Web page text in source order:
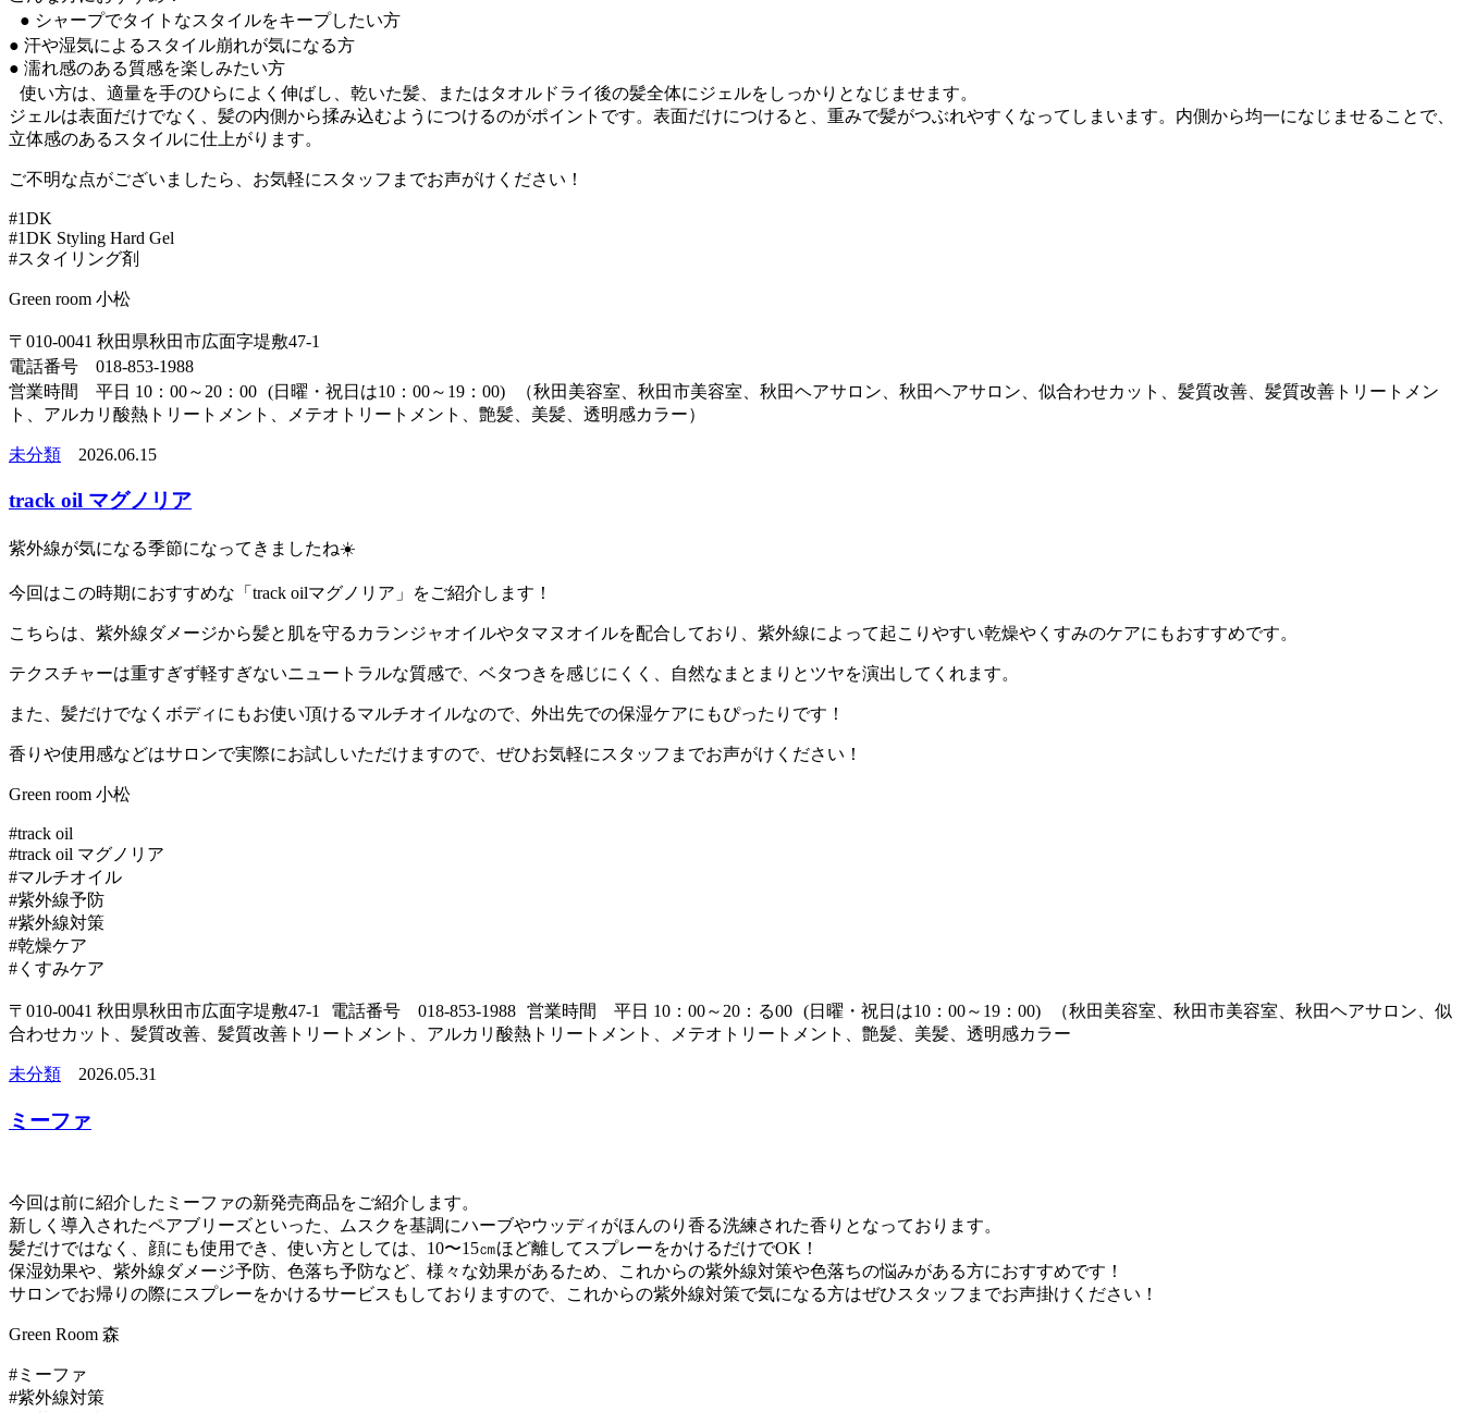
● シャープでタイトなスタイルをキープしたい方
● 汗や湿気によるスタイル崩れが気になる方
● 濡れ感のある質感を楽しみたい方
使い方は、適量を手のひらによく伸ばし、乾いた髪、またはタオルドライ後の髪全体にジェルをしっかりとなじませます。
ジェルは表面だけでなく、髪の内側から揉み込むようにつけるのがポイントです。表面だけにつけると、重みで髪がつぶれやすくなってしまいます。内側から均一になじませることで、
立体感のあるスタイルに仕上がります。
ご不明な点がございましたら、お気軽にスタッフまでお声がけください！
#1DK
#1DK Styling Hard Gel
#スタイリング剤
Green room 小松
〒010-0041 秋田県秋田市広面字堤敷47-1
電話番号 018-853-1988
営業時間 平日 10：00～20：00 (日曜・祝日は10：00～19：00) （秋田美容室、秋田市美容室、秋田ヘアサロン、秋田ヘアサロン、似合わせカット、髪質改善、髪質改善トリートメン
ト、アルカリ酸熱トリートメント、メテオトリートメント、艶髪、美髪、透明感カラー）
未分類 2026.06.15
track oil マグノリア
紫外線が気になる季節になってきましたね☀️
今回はこの時期におすすめな「track oilマグノリア」をご紹介します！
こちらは、紫外線ダメージから髪と肌を守るカランジャオイルやタマヌオイルを配合しており、紫外線によって起こりやすい乾燥やくすみのケアにもおすすめです。
テクスチャーは重すぎず軽すぎないニュートラルな質感で、ベタつきを感じにくく、自然なまとまりとツヤを演出してくれます。
また、髪だけでなくボディにもお使い頂けるマルチオイルなので、外出先での保湿ケアにもぴったりです！
香りや使用感などはサロンで実際にお試しいただけますので、ぜひお気軽にスタッフまでお声がけください！
Green room 小松
#track oil
#track oil マグノリア
#マルチオイル
#紫外線予防
#紫外線対策
#乾燥ケア
#くすみケア
〒010-0041 秋田県秋田市広面字堤敷47-1 電話番号 018-853-1988 営業時間 平日 10：00～20：る00 (日曜・祝日は10：00～19：00) （秋田美容室、秋田市美容室、秋田ヘアサロン、似
合わせカット、髪質改善、髪質改善トリートメント、アルカリ酸熱トリートメント、メテオトリートメント、艶髪、美髪、透明感カラー
未分類 2026.05.31
ミーファ
今回は前に紹介したミーファの新発売商品をご紹介します。
新しく導入されたペアブリーズといった、ムスクを基調にハーブやウッディがほんのり香る洗練された香りとなっております。
髪だけではなく、顔にも使用でき、使い方としては、10〜15㎝ほど離してスプレーをかけるだけでOK！
保湿効果や、紫外線ダメージ予防、色落ち予防など、様々な効果があるため、これからの紫外線対策や色落ちの悩みがある方におすすめです！
サロンでお帰りの際にスプレーをかけるサービスもしておりますので、これからの紫外線対策で気になる方はぜひスタッフまでお声掛けください！
Green Room 森
#ミーファ
#紫外線対策